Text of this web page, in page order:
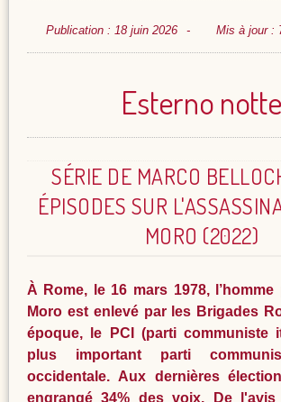
Publication : 18 juin 2026 Mis à jour :
Esterno notte
SÉRIE DE MARCO
ÉPISODES SUR
MORO (2022)
À Rome, le 16 mars 1978,
Moro est enlevé par les Brigades
époque, le PCI (parti communiste
plus important parti
occidentale. Aux dernières
engrangé 34% des voix. De